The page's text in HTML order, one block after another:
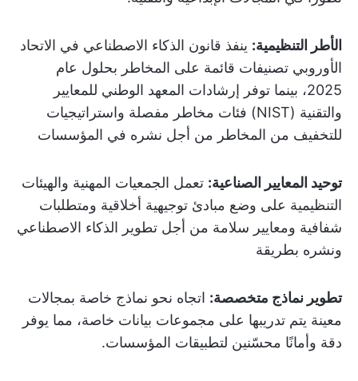
الأطر التنظيمية: ينفذ قانون الذكاء الاصطناعي في الاتحاد
الأوروبي تصنيفات قائمة على المخاطر بحلول عام
2025، بينما توفر إرشادات المعهد الوطني للمعايير
والتقنية (NIST) فئات مخاطر مفصلة واستراتيجيات
للتخفيف من المخاطر من أجل نشره في المؤسسات
توحيد المعايير الصناعية: تعمل الجمعيات المهنية والهيئات
التنظيمية على وضع مبادئ توجيهية أخلاقية ومتطلبات
شفافية ومعايير سلامة من أجل تطوير الذكاء الاصطناعي
ونشره بطريقة
تطوير نماذج متخصصة: اتجاه نحو نماذج خاصة بمجالات
معينة يتم تدريبها على مجموعات بيانات خاصة، مما يوفر
دقة وأمانًا محسّنين لتطبيقات المؤسسات.